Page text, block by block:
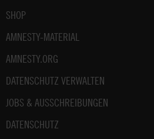
SHOP
AMNESTY-MATERIAL
AMNESTY.ORG
DATENSCHUTZ VERWALTEN
JOBS & AUSSCHREIBUNGEN
DATENSCHUTZ